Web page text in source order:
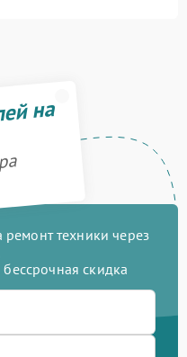
на
техники через
скидка